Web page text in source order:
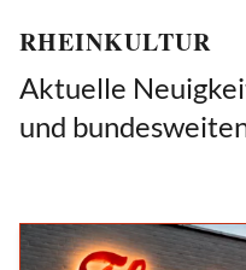
RHEINKULTUR
Aktuelle
und